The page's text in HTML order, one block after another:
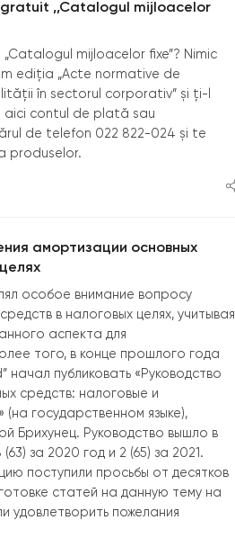
gratuit ,,Catalogul mijloacelor
„Catalogul mijloacelor fixe”? Nimic
ediția „Acte normative de
în sectorul corporativ” și ți-l
aici contul de plată sau
de telefon 022 822-024 și te
produselor.
амортизации основных
особое внимание вопросу
в налоговых целях, учитывая
аспекта для
того, в конце прошлого года
начал публиковать «Руководство
средств: налоговые и
(на государственном языке),
Брихунец. Руководство вышло в
(63) за 2020 год и 2 (65) за 2021.
поступили просьбы от десятков
статей на данную тему на
удовлетворить пожелания